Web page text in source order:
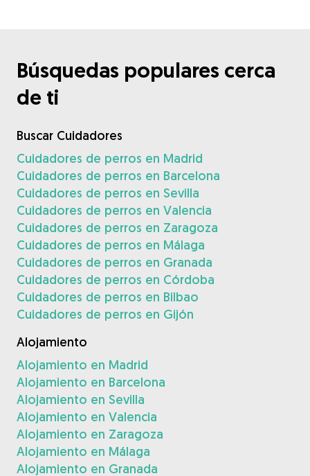
Búsquedas populares cerca
de ti
Buscar Cuidadores
Cuidadores de perros en Madrid
Cuidadores de perros en Barcelona
Cuidadores de perros en Sevilla
Cuidadores de perros en Valencia
Cuidadores de perros en Zaragoza
Cuidadores de perros en Málaga
Cuidadores de perros en Granada
Cuidadores de perros en Córdoba
Cuidadores de perros en Bilbao
Cuidadores de perros en Gijón
Alojamiento
Alojamiento en Madrid
Alojamiento en Barcelona
Alojamiento en Sevilla
Alojamiento en Valencia
Alojamiento en Zaragoza
Alojamiento en Málaga
Alojamiento en Granada